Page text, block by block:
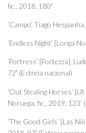
fic., 2018, 180′
‘Campo’, Tiago
‘Endless Night’ [Longa
‘Fortress’ [Fortezza],
72′ (Estreia nacional)
‘Out Stealing Horses’
Noruega, fic., 2019, 123’
‘The Good Girls’ [Las